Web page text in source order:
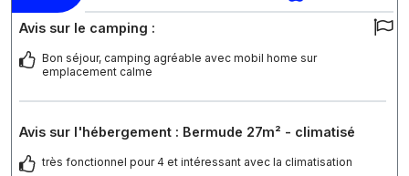
Avis sur le camping :
Bon séjour, camping agréable avec mobil home sur
emplacement calme
Avis sur l'hébergement : Bermude 27m² - climatisé
très fonctionnel pour 4 et intéressant avec la climatisation